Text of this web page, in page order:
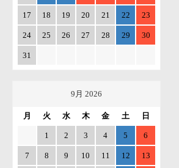
17 18 19 20 21 22 23
24 25 26 27 28 29 30
31
9月 2026
月 火 水 木 金 土 日
1 2 3 4 5 6
7 8 9 10 11 12 13